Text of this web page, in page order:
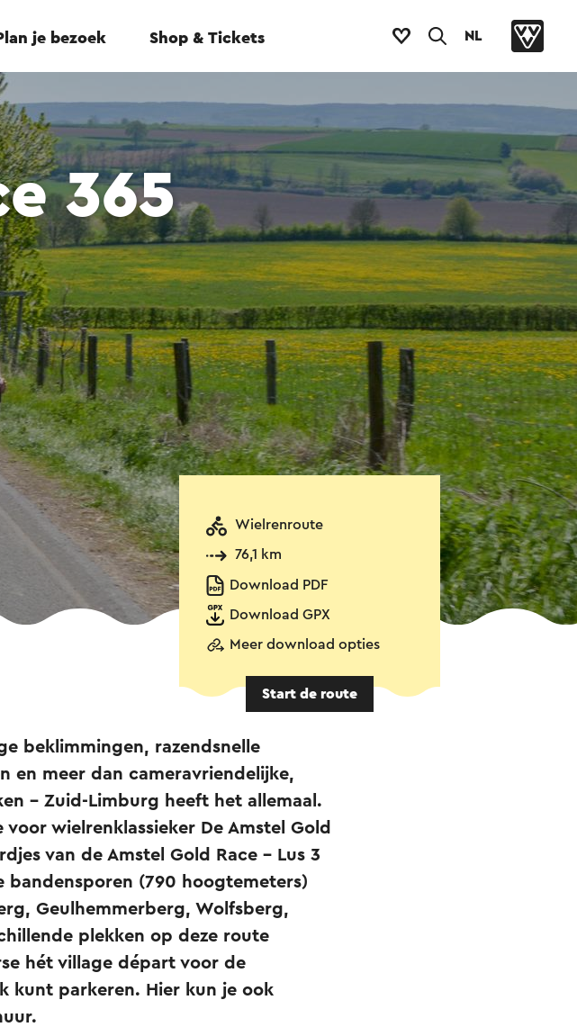
je bezoek Shop & Tickets NL
365
Wielrenroute
76,1 km
Download PDF
Download GPX
Meer download opties
Start de route
beklimmingen, razendsnelle
en meer dan cameravriendelijke,
– Zuid-Limburg heeft het allemaal.
wielrenklassieker De Amstel Gold
van de Amstel Gold Race – Lus 3
(790 hoogtemeters)
Geulhemmerberg, Wolfsberg,
plekken op deze route
hét village départ voor de
kunt parkeren. Hier kun je ook